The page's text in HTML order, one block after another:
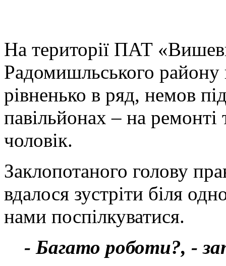
На території ПАТ
Радомишльського району
рівненько в ряд, немов
павільйонах – на
чоловік.
Заклопотаного голову
вдалося зустріти біля
нами поспілкуватися.
- Багато роботи?, -